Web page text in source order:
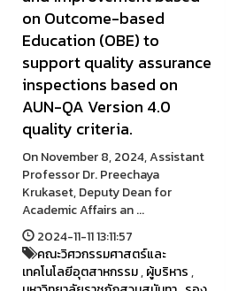
on Outcome-based
Education (OBE) to
support quality assurance
inspections based on
AUN-QA Version 4.0
quality criteria.
On November 8, 2024, Assistant
Professor Dr. Preechaya
Krukaset, Deputy Dean for
Academic Affairs an ...
2024-11-11 13:11:57
คณะวิศวกรรมศาสตร์และ
เทคโนโลยีอุตสาหกรรม,ผู้บริหาร,